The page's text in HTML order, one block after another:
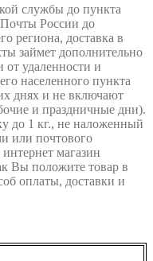
службы до пункта
России до
региона, доставка в
займет дополнительно
от удаленности и
населенного пункта
днях и не включают
и праздничные дни).
до 1 кг., не наложенный
или почтового
магазин
Вы положите товар в
оплаты, доставки и